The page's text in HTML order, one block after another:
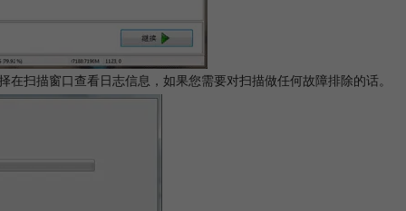
扫描窗口查看日志信息，如果您需要对扫描做任何故障排除的话。